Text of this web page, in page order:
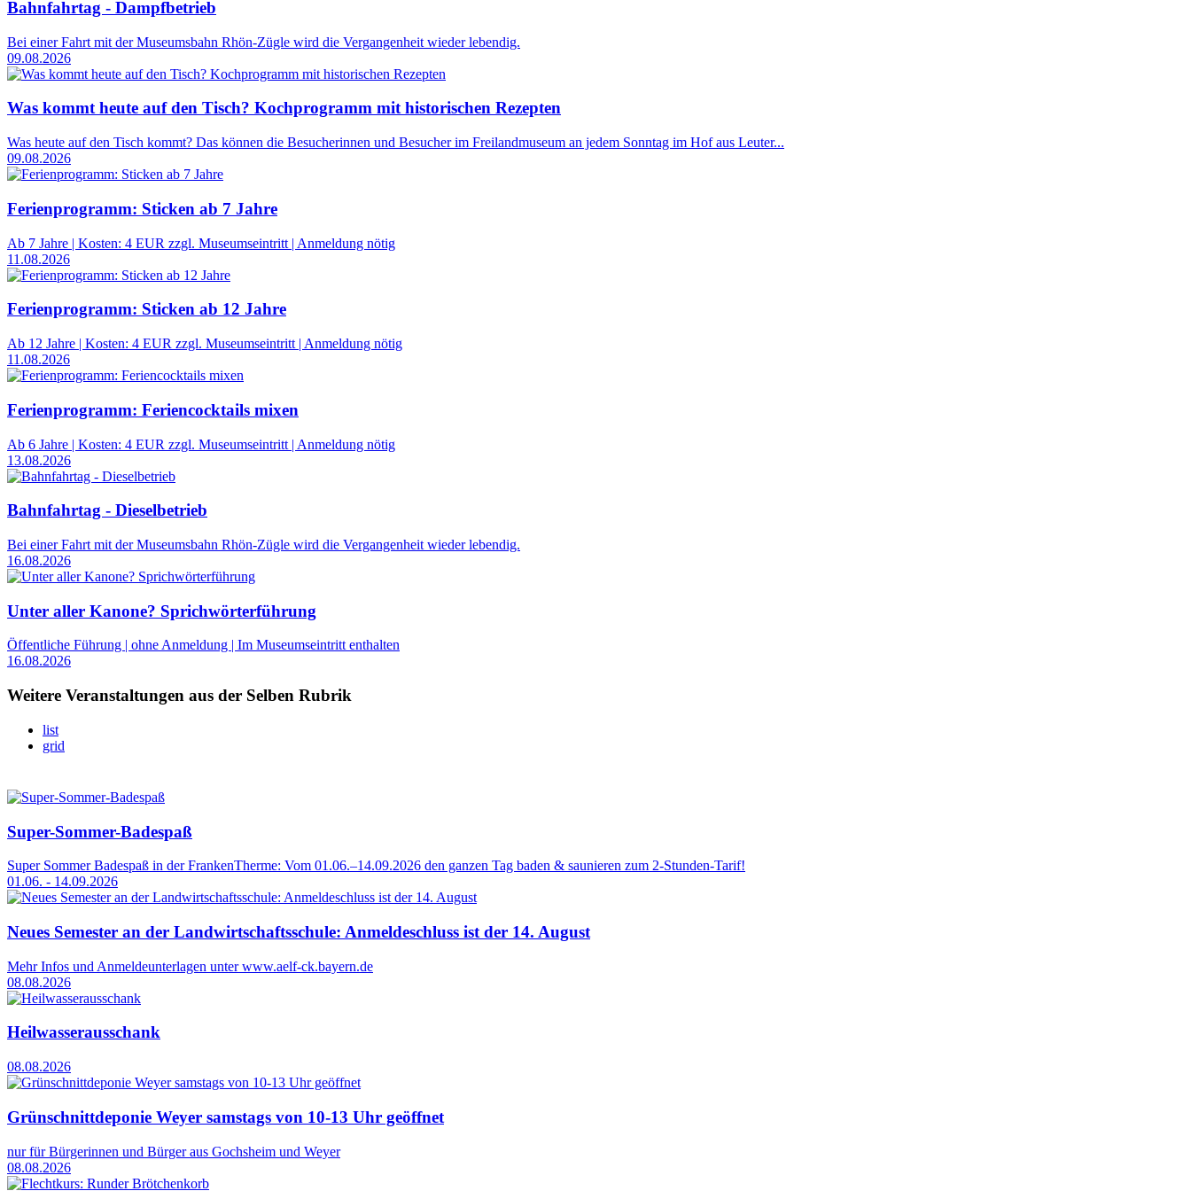
Bahnfahrtag - Dampfbetrieb
Bei einer Fahrt mit der Museumsbahn Rhön-Zügle wird die Vergangenheit wieder lebendig.
09.08.2026
Was kommt heute auf den Tisch? Kochprogramm mit historischen Rezepten
Was heute auf den Tisch kommt? Das können die Besucherinnen und Besucher im Freilandmuseum an jedem Sonntag im Hof aus Leuter...
09.08.2026
Ferienprogramm: Sticken ab 7 Jahre
Ab 7 Jahre | Kosten: 4 EUR zzgl. Museumseintritt | Anmeldung nötig
11.08.2026
Ferienprogramm: Sticken ab 12 Jahre
Ab 12 Jahre | Kosten: 4 EUR zzgl. Museumseintritt | Anmeldung nötig
11.08.2026
Ferienprogramm: Feriencocktails mixen
Ab 6 Jahre | Kosten: 4 EUR zzgl. Museumseintritt | Anmeldung nötig
13.08.2026
Bahnfahrtag - Dieselbetrieb
Bei einer Fahrt mit der Museumsbahn Rhön-Zügle wird die Vergangenheit wieder lebendig.
16.08.2026
Unter aller Kanone? Sprichwörterführung
Öffentliche Führung | ohne Anmeldung | Im Museumseintritt enthalten
16.08.2026
Weitere Veranstaltungen aus der Selben Rubrik
list
grid
Super-Sommer-Badespaß
Super Sommer Badespaß in der FrankenTherme: Vom 01.06.–14.09.2026 den ganzen Tag baden & saunieren zum 2-Stunden-Tarif!
01.06. - 14.09.2026
Neues Semester an der Landwirtschaftsschule: Anmeldeschluss ist der 14. August
Mehr Infos und Anmeldeunterlagen unter www.aelf-ck.bayern.de
08.08.2026
Heilwasserausschank
08.08.2026
Grünschnittdeponie Weyer samstags von 10-13 Uhr geöffnet
nur für Bürgerinnen und Bürger aus Gochsheim und Weyer
08.08.2026